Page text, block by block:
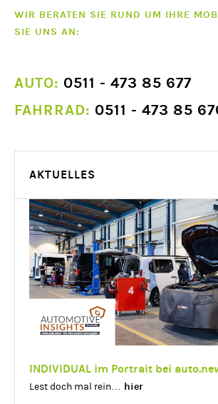
WIR BERATEN SIE RUND UM IHRE
SIE UNS AN:
AUTO: 0511 - 473 85 677
FAHRRAD: 0511 - 473 85
AKTUELLES
INDIVIDUAL im Portrait bei
Lest doch mal rein… hier
Essenziell